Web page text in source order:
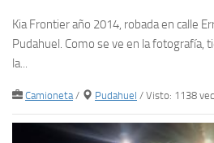
Kia Frontier año 2014, robada en calle
Pudahuel. Como se ve en la fotografía,
la...
Camioneta / Pudahuel / Visto: 1138